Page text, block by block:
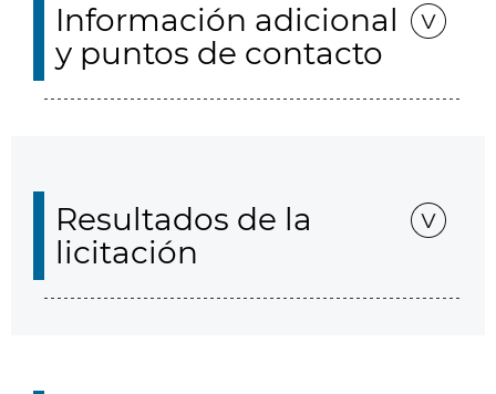
Información adicional
y puntos de contacto
Resultados de la
licitación